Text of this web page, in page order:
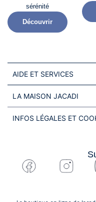
sérénité​
Découvrir
AIDE ET SERVICES
LA MAISON JACADI
INFOS LÉGALES ET